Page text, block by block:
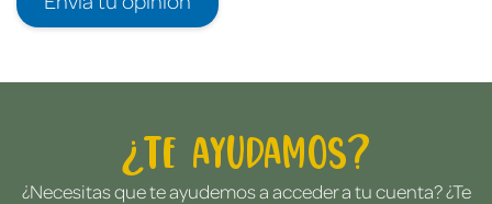
¿Te ayudamos?
¿Necesitas que te ayudemos a acceder a tu cuenta? ¿Te